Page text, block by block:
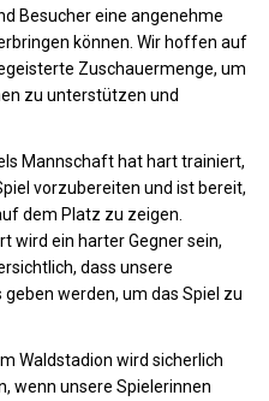
Besucher eine angenehme
können. Wir hoffen auf
Zuschauermenge, um
zu unterstützen und
Mannschaft hat hart trainiert,
vorzubereiten und ist bereit,
dem Platz zu zeigen.
wird ein harter Gegner sein,
dass unsere
geben werden, um das Spiel zu
Waldstadion wird sicherlich
wenn unsere Spielerinnen